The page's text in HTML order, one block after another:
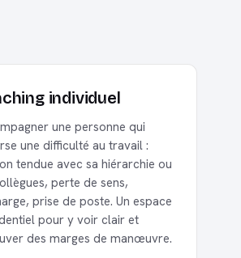
individuel
une personne qui
une difficulté au travail :
tendue avec sa hiérarchie ou
perte de sens,
prise de poste. Un espace
pour y voir clair et
des marges de manœuvre.